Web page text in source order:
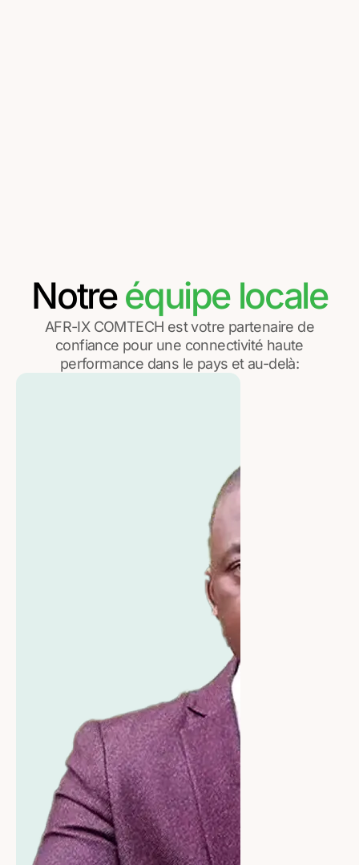
Notreéquipe locale
AFR-IX COMTECH est votre partenaire de
confiance pour une connectivité haute
performance dans le pays et au-delà: